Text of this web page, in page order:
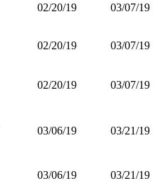
02/20/19 03/07/19
02/20/19 03/07/19
02/20/19 03/07/19
03/06/19 03/21/19
03/06/19 03/21/19